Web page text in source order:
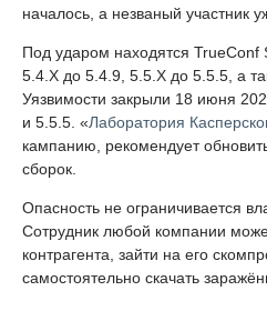
началось, а незваный участник
Под ударом находятся TrueConf
5.4.X до 5.4.9, 5.5.X до 5.5.5, а
Уязвимости закрыли 18 июня
и 5.5.5. «Лаборатория
кампанию, рекомендует
сборок.
Опасность не ограничивается
Сотрудник любой компании
контрагента, зайти на его
самостоятельно скачать